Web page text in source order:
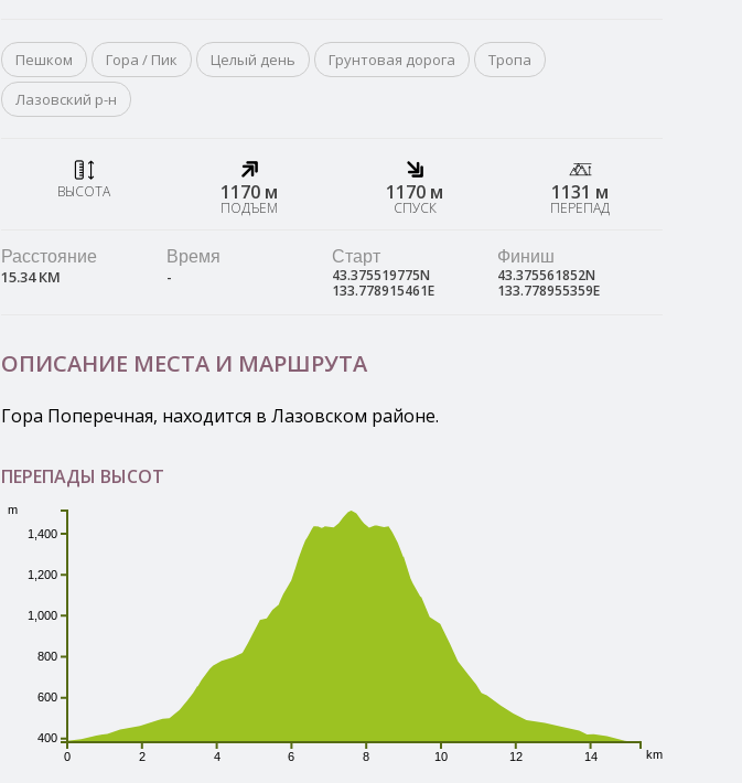
Пешком Гора / Пик Целый день Грунтовая дорога
Тропа
Лазовский р-н
ВЫСОТА 1170 м
ПОДЪЕМ
1170 м
СПУСК
1131 м
ПЕРЕПАД
Расстояние
15.34 КМ
Время
-
Старт
43.375519775N
133.778915461E
Финиш
43.375561852N
133.778955359E
ОПИСАНИЕ МЕСТА И МАРШРУТА
Гора Поперечная, находится в Лазовском районе.
ПЕРЕПАДЫ ВЫСОТ
0 2 4 6 8 10 12 14 km
400
600
800
1,000
1,200
1,400
m